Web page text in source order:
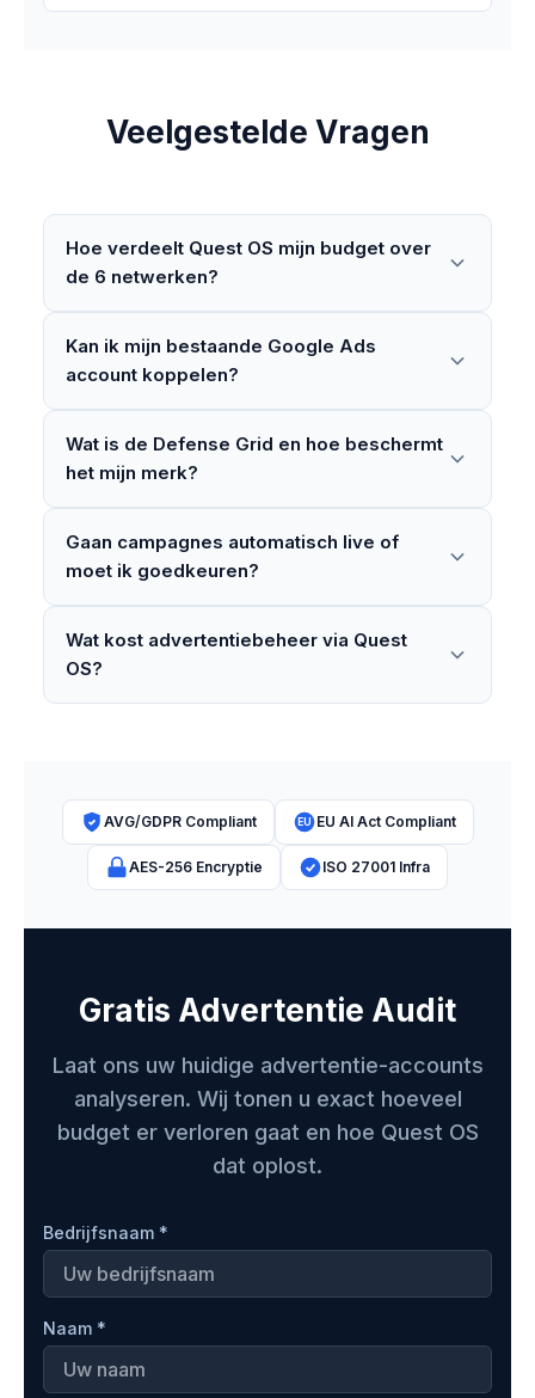
Veelgestelde Vragen
Hoe verdeelt Quest OS mijn budget over
de 6 netwerken?
Kan ik mijn bestaande Google Ads
account koppelen?
Wat is de Defense Grid en hoe beschermt
het mijn merk?
Gaan campagnes automatisch live of
moet ik goedkeuren?
Wat kost advertentiebeheer via Quest
OS?
AVG/GDPR Compliant EU EU AI Act Compliant
AES-256 Encryptie ISO 27001 Infra
Gratis Advertentie Audit
Laat ons uw huidige advertentie-accounts
analyseren. Wij tonen u exact hoeveel
budget er verloren gaat en hoe Quest OS
dat oplost.
Bedrijfsnaam *
Naam *